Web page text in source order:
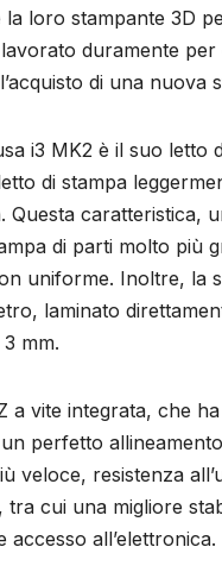
loro stampante 3D
duramente
di una nuova
i3 MK2 è il suo letto
di stampa
caratteristica,
di parti molto più
uniforme. Inoltre, la
laminato
mm.
vite integrata, che
perfetto
veloce, resistenza
cui una migliore
all’elettronica.